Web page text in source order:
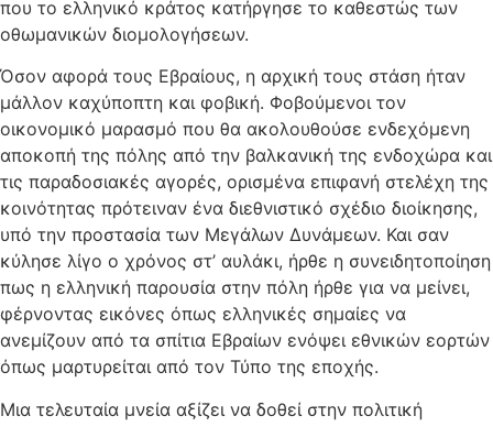
που το ελληνικό κράτος κατήργησε το καθεστώς των
οθωμανικών διομολογήσεων.
Όσον αφορά τους Εβραίους, η αρχική τους στάση ήταν
μάλλον καχύποπτη και φοβική. Φοβούμενοι τον
οικονομικό μαρασμό που θα ακολουθούσε ενδεχόμενη
αποκοπή της πόλης από την βαλκανική της ενδοχώρα και
τις παραδοσιακές αγορές, ορισμένα επιφανή στελέχη της
κοινότητας πρότειναν ένα διεθνιστικό σχέδιο διοίκησης,
υπό την προστασία των Μεγάλων Δυνάμεων. Και σαν
κύλησε λίγο ο χρόνος στ’ αυλάκι, ήρθε η συνειδητοποίηση
πως η ελληνική παρουσία στην πόλη ήρθε για να μείνει,
φέρνοντας εικόνες όπως ελληνικές σημαίες να
ανεμίζουν από τα σπίτια Εβραίων ενόψει εθνικών εορτών
όπως μαρτυρείται από τον Τύπο της εποχής.
Μια τελευταία μνεία αξίζει να δοθεί στην πολιτική